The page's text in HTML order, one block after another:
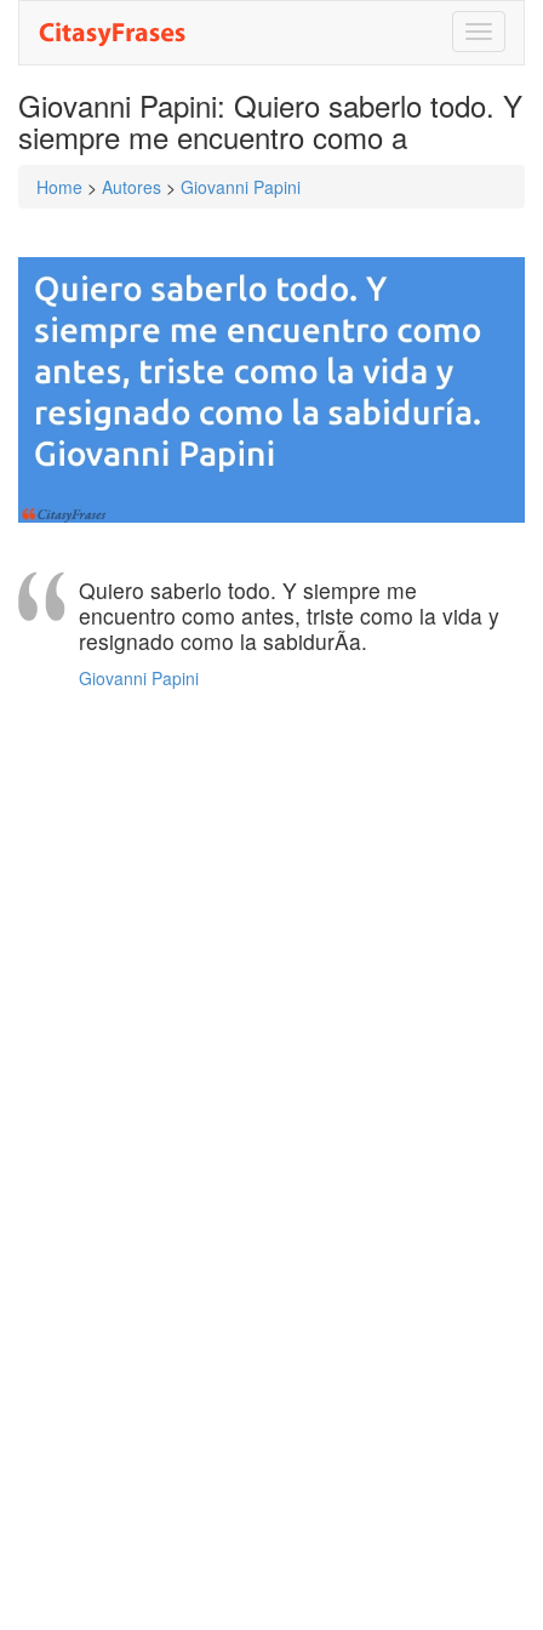
Toggle
Giovanni Papini: Quiero saberlo todo. Y
siempre me encuentro como a
Home > Autores > Giovanni Papini
Quiero saberlo todo. Y siempre me
encuentro como antes, triste como la vida y
resignado como la sabidurÃ­a.
Giovanni Papini